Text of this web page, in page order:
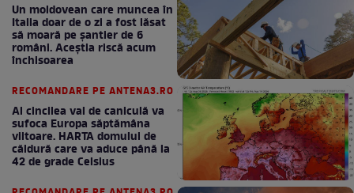
Un moldovean care muncea în
Italia doar de o zi a fost lăsat
să moară pe şantier de 6
români. Aceștia riscă acum
închisoarea
RECOMANDARE PE ANTENA3.RO
Al cincilea val de caniculă va
sufoca Europa săptămâna
viitoare. HARTA domului de
căldură care va aduce până la
42 de grade Celsius